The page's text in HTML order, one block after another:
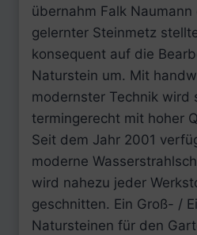
übernahm Falk Naumann
gelernter Steinmetz
konsequent auf die
Naturstein um. Mit
modernster Technik wird
termingerecht mit hoher
Seit dem Jahr 2001
moderne
wird nahezu jeder
geschnitten. Ein Groß- /
Natursteinen für den